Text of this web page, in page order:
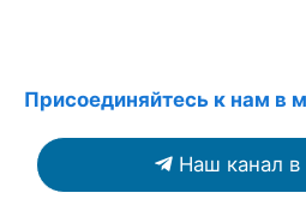
Присоединяйтесь к нам в
Наш канал в